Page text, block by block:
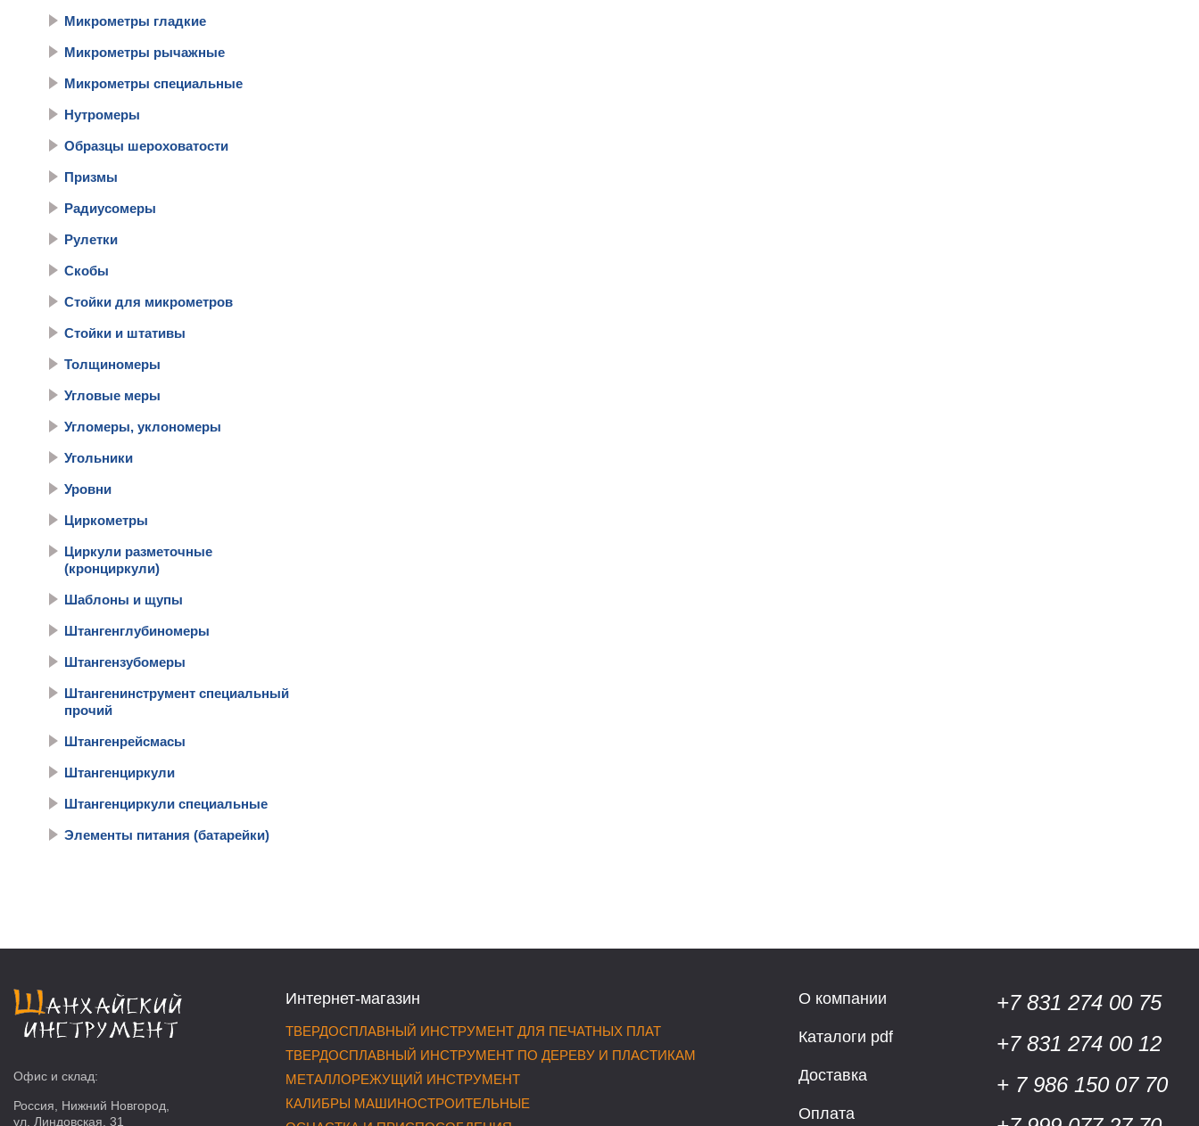
Микрометры гладкие
Микрометры рычажные
Микрометры специальные
Нутромеры
Образцы шероховатости
Призмы
Радиусомеры
Рулетки
Скобы
Стойки для микрометров
Стойки и штативы
Толщиномеры
Угловые меры
Угломеры, уклономеры
Угольники
Уровни
Циркометры
Циркули разметочные
(кронциркули)
Шаблоны и щупы
Штангенглубиномеры
Штангензубомеры
Штангенинструмент специальный
прочий
Штангенрейсмасы
Штангенциркули
Штангенциркули специальные
Элементы питания (батарейки)
Офис и склад:
Россия, Нижний Новгород,
ул. Линдовская, 31
Интернет-магазин
ТВЕРДОСПЛАВНЫЙ ИНСТРУМЕНТ ДЛЯ ПЕЧАТНЫХ ПЛАТ
ТВЕРДОСПЛАВНЫЙ ИНСТРУМЕНТ ПО ДЕРЕВУ И ПЛАСТИКАМ
МЕТАЛЛОРЕЖУЩИЙ ИНСТРУМЕНТ
КАЛИБРЫ МАШИНОСТРОИТЕЛЬНЫЕ
О компании
Каталоги pdf
Доставка
Оплата
+7 831 274 00 75
+7 831 274 00 12
+ 7 986 150 07 70